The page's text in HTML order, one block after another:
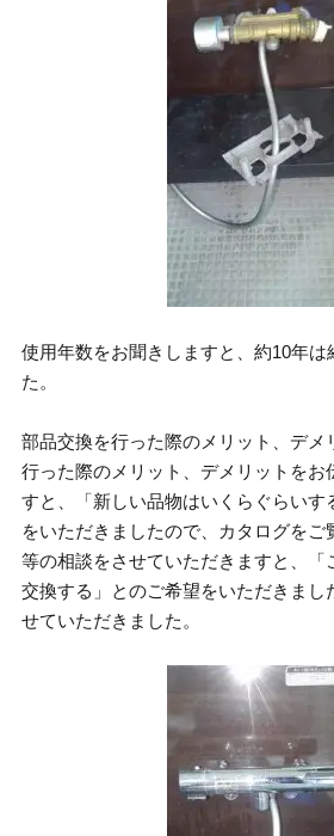
使用年数をお聞きしますと、約10年は
た。
部品交換を行った際のメリット、デメ
行った際のメリット、デメリットをお
すと、「新しい品物はいくらぐらいす
をいただきましたので、カタログをご
等の相談をさせていただきますと、「
交換する」とのご希望をいただきまし
せていただきました。